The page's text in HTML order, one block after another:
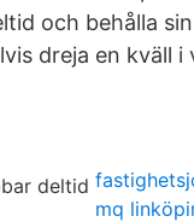
och behålla
dreja en kväll
mq